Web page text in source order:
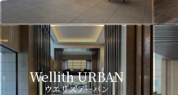
Wellith URBAN
ウエリスアーバン